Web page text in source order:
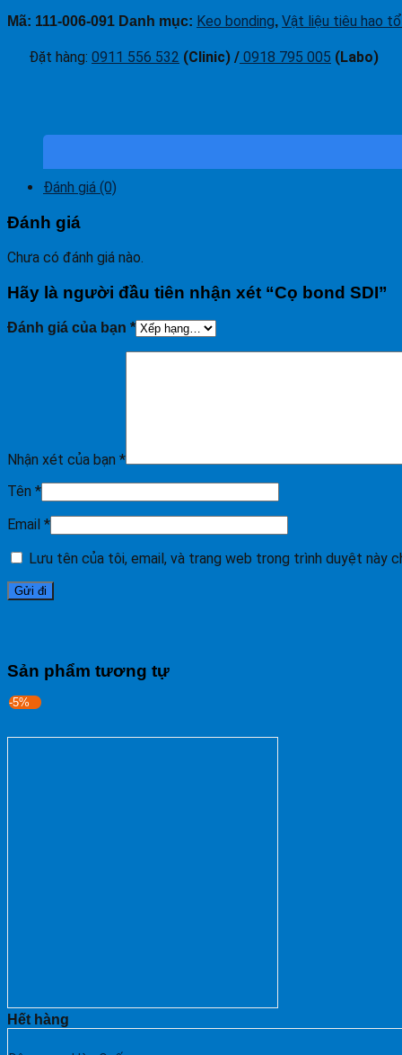
Mã: 111-006-091 Danh mục: Keo bonding, Vật liệu tiêu hao
Đặt hàng: 0911 556 532 (Clinic) / 0918 795 005 (Labo)
Đánh giá (0)
Đánh giá
Chưa có đánh giá nào.
Hãy là người đầu tiên nhận xét “Cọ bond SDI”
Đánh giá của bạn *
Nhận xét của bạn *
Tên *
Email *
Lưu tên của tôi, email, và trang web trong trình duyệt này
Sản phẩm tương tự
-5%
Hết hàng